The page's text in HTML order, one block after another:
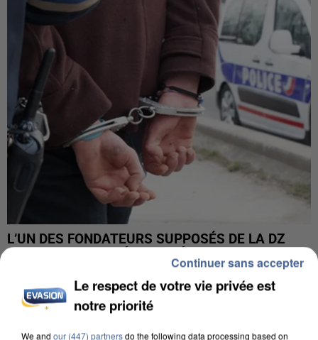
L’UN DES FONDATEURS SUPPOSÉS DE LA DZ
MAFIA INTERPELLÉ EN ALGÉRIE
Le respect de votre vie privée est
notre priorité
We and our (447) partnersdo the following data processing based on
Continuer sans accepter